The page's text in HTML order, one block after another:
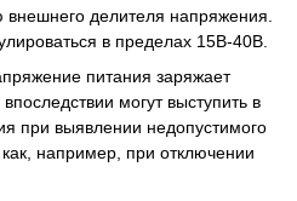
делителя напряжения.
в пределах 15В-40В.
питания заряжает
могут выступить в
при выявлении недопустимого
например, при отключении